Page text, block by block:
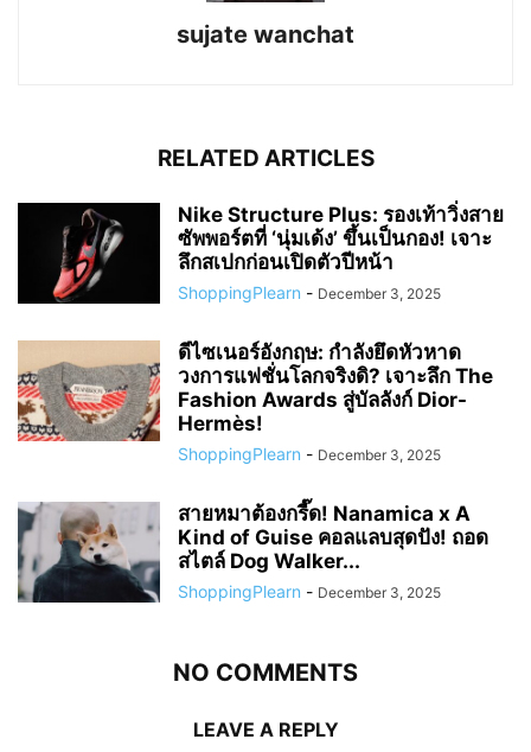
sujate wanchat
RELATED ARTICLES
Nike Structure Plus: รองเท้าวิ่งสาย
ซัพพอร์ตที่ ‘นุ่มเด้ง’ ขึ้นเป็นกอง! เจาะ
ลึกสเปกก่อนเปิดตัวปีหน้า
ShoppingPlearn - December 3, 2025
ดีไซเนอร์อังกฤษ: กำลังยึดหัวหาด
วงการแฟชั่นโลกจริงดิ? เจาะลึก The
Fashion Awards สู่บัลลังก์ Dior-
Hermès!
ShoppingPlearn - December 3, 2025
สายหมาต้องกรี๊ด! Nanamica x A
Kind of Guise คอลแลบสุดปัง! ถอด
สไตล์ Dog Walker...
ShoppingPlearn - December 3, 2025
NO COMMENTS
LEAVE A REPLY